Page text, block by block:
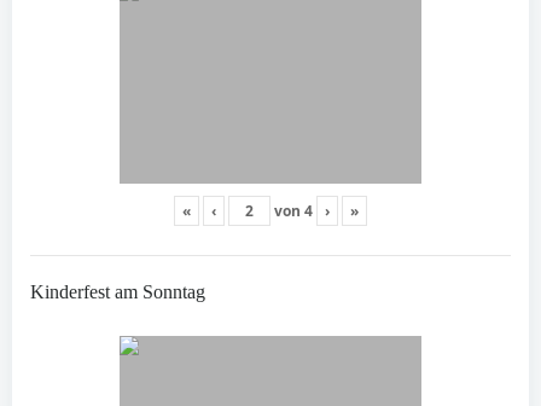
« ‹ von 4 › »
Kinderfest am Sonntag